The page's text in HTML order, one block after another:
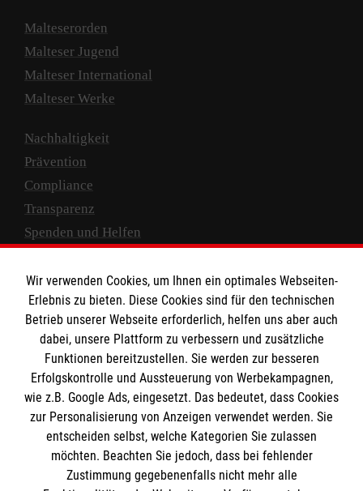
Malteserorden
Malteser Jugend
Malteser International
Malteser Werke
Nachhaltigkeit
Prävention
Compliance
Transparenz
Spenden und Helfen
Empfänger: Malteser Hilfsdienst e.V.
IBAN: DE10 3706 0120 1201 2000 12
BIC: GENODED 1PA7
Wir verwenden Cookies, um Ihnen ein optimales Webseiten-
Erlebnis zu bieten. Diese Cookies sind für den technischen
Betrieb unserer Webseite erforderlich, helfen uns aber auch
dabei, unsere Plattform zu verbessern und zusätzliche
Funktionen bereitzustellen. Sie werden zur besseren
Erfolgskontrolle und Aussteuerung von Werbekampagnen,
wie z.B. Google Ads, eingesetzt. Das bedeutet, dass Cookies
zur Personalisierung von Anzeigen verwendet werden. Sie
entscheiden selbst, welche Kategorien Sie zulassen
möchten. Beachten Sie jedoch, dass bei fehlender
Zustimmung gegebenenfalls nicht mehr alle